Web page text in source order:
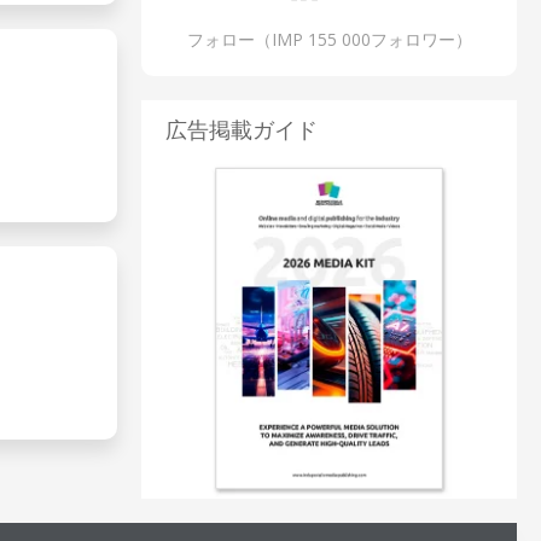
フォロー（IMP 155 000フォロワー）
広告掲載ガイド